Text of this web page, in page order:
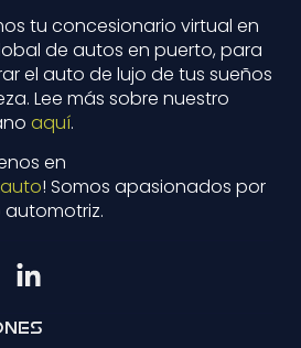
tu concesionario virtual en
de autos en puerto, para
el auto de lujo de tus sueños
Lee más sobre nuestro
aquí.
en
! Somos apasionados por